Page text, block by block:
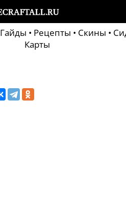
Гайды • Рецепты • Скины •
Карты